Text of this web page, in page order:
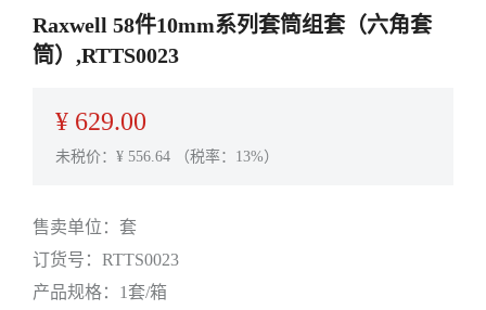
Raxwell 58件10mm系列套筒组套（六角套
筒）,RTTS0023
¥ 629.00
未税价：¥ 556.64 （税率：13%）
售卖单位： 套
订货号： RTTS0023
产品规格： 1套/箱